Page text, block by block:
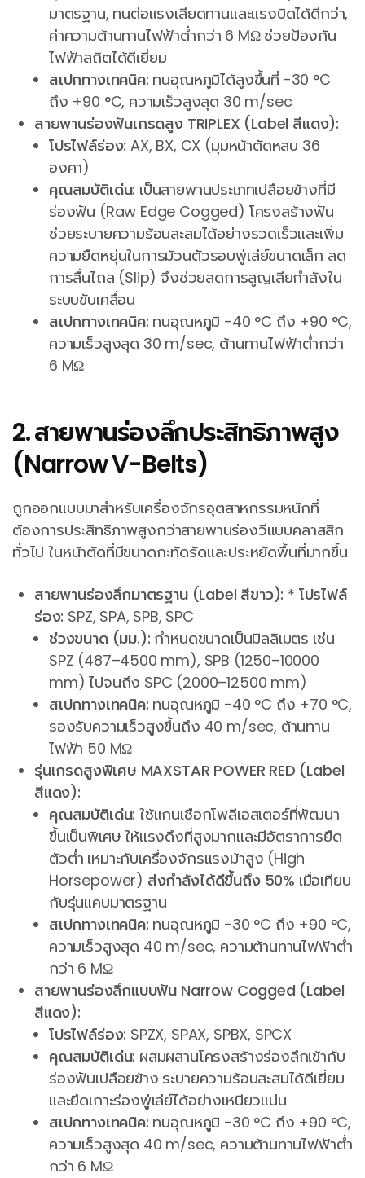
มาตรฐาน, ทนต่อแรงเสียดทานและแรงบิดได้ดีกว่า,
ค่าความต้านทานไฟฟ้าต่ำกว่า 6 MΩ ช่วยป้องกัน
ไฟฟ้าสถิตได้ดีเยี่ยม
สเปกทางเทคนิค: ทนอุณหภูมิได้สูงขึ้นที่ -30 °C
ถึง +90 °C, ความเร็วสูงสุด 30 m/sec
สายพานร่องฟันเกรดสูง TRIPLEX (Label สีแดง):
โปรไฟล์ร่อง: AX, BX, CX (มุมหน้าตัดหลบ 36
องศา)
คุณสมบัติเด่น: เป็นสายพานประเภทเปลือยข้างที่มี
ร่องฟัน (Raw Edge Cogged) โครงสร้างฟัน
ช่วยระบายความร้อนสะสมได้อย่างรวดเร็วและเพิ่ม
ความยืดหยุ่นในการม้วนตัวรอบพู่เล่ย์ขนาดเล็ก ลด
การลื่นไถล (Slip) จึงช่วยลดการสูญเสียกำลังใน
ระบบขับเคลื่อน
สเปกทางเทคนิค: ทนอุณหภูมิ -40 °C ถึง +90 °C,
ความเร็วสูงสุด 30 m/sec, ต้านทานไฟฟ้าต่ำกว่า
6 MΩ
2. สายพานร่องลึกประสิทธิภาพสูง
(Narrow V-Belts)
ถูกออกแบบมาสำหรับเครื่องจักรอุตสาหกรรมหนักที่
ต้องการประสิทธิภาพสูงกว่าสายพานร่องวีแบบคลาสสิก
ทั่วไป ในหน้าตัดที่มีขนาดกะทัดรัดและประหยัดพื้นที่มากขึ้น
สายพานร่องลึกมาตรฐาน (Label สีขาว): * โปรไฟล์
ร่อง: SPZ, SPA, SPB, SPC
ช่วงขนาด (มม.): กำหนดขนาดเป็นมิลลิเมตร เช่น
SPZ (487–4500 mm), SPB (1250–10000
mm) ไปจนถึง SPC (2000–12500 mm)
สเปกทางเทคนิค: ทนอุณหภูมิ -40 °C ถึง +70 °C,
รองรับความเร็วสูงขึ้นถึง 40 m/sec, ต้านทาน
ไฟฟ้า 50 MΩ
รุ่นเกรดสูงพิเศษ MAXSTAR POWER RED (Label
สีแดง):
คุณสมบัติเด่น: ใช้แกนเชือกโพลีเอสเตอร์ที่พัฒนา
ขึ้นเป็นพิเศษ ให้แรงดึงที่สูงมากและมีอัตราการยืด
ตัวต่ำ เหมาะกับเครื่องจักรแรงม้าสูง (High
Horsepower) ส่งกำลังได้ดีขึ้นถึง 50% เมื่อเทียบ
กับรุ่นแคบมาตรฐาน
สเปกทางเทคนิค: ทนอุณหภูมิ -30 °C ถึง +90 °C,
ความเร็วสูงสุด 40 m/sec, ความต้านทานไฟฟ้าต่ำ
กว่า 6 MΩ
สายพานร่องลึกแบบฟัน Narrow Cogged (Label
สีแดง):
โปรไฟล์ร่อง: SPZX, SPAX, SPBX, SPCX
คุณสมบัติเด่น: ผสมผสานโครงสร้างร่องลึกเข้ากับ
ร่องฟันเปลือยข้าง ระบายความร้อนสะสมได้ดีเยี่ยม
และยึดเกาะร่องพู่เล่ย์ได้อย่างเหนียวแน่น
สเปกทางเทคนิค: ทนอุณหภูมิ -30 °C ถึง +90 °C,
ความเร็วสูงสุด 40 m/sec, ความต้านทานไฟฟ้าต่ำ
กว่า 6 MΩ